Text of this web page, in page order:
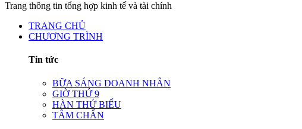
Trang thông tin tổng hợp kinh tế và tài chính
TRANG CHỦ
CHƯƠNG TRÌNH
Tin tức
BỮA SÁNG DOANH NHÂN
GIỜ THỨ 9
HÀN THỬ BIỂU
TÂM CHẤN